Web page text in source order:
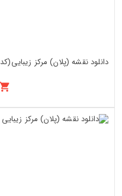
دانلود نقشه (پلان) مرکز زیبایی(کد3058)